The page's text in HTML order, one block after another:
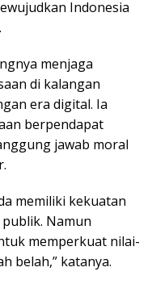
Indonesia
menjaga
di kalangan
era digital. Ia
berpendapat
jawab moral
memiliki kekuatan
Namun
memperkuat nilai-
belah,” katanya.